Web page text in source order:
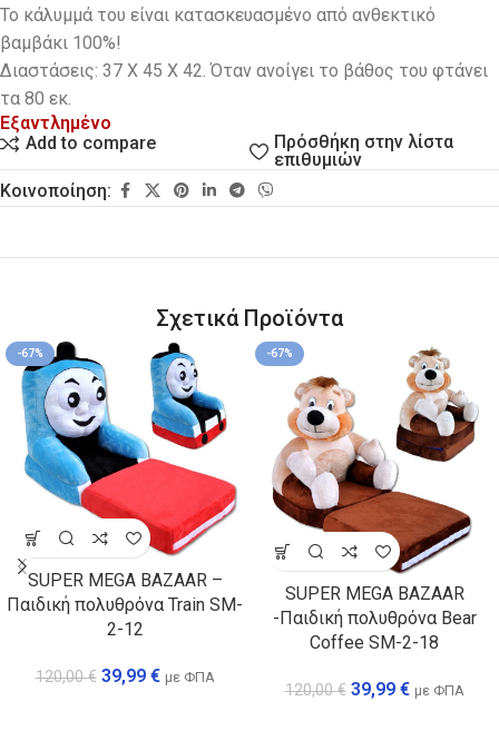
Το κάλυμμά του είναι κατασκευασμένο από ανθεκτικό
βαμβάκι 100%!
Διαστάσεις: 37 Χ 45 Χ 42. Όταν ανοίγει το βάθος του φτάνει
τα 80 εκ.
Εξαντλημένο
Add to compare
Πρόσθήκη στην λίστα
επιθυμιών
Κοινοποίηση:
Σχετικά Προϊόντα
-67%
SUPER MEGA BAZAAR –
Παιδική πολυθρόνα Train SM-
2-12
120,00€ 39,99 € με ΦΠΑ
-67%
SUPER MEGA BAZAAR
-Παιδική πολυθρόνα Bear
Coffee SM-2-18
120,00€ 39,99 € με ΦΠΑ